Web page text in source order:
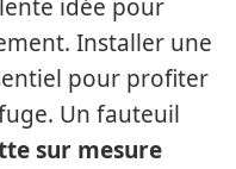
idée pour
Installer une
pour profiter
Un fauteuil
sur mesure